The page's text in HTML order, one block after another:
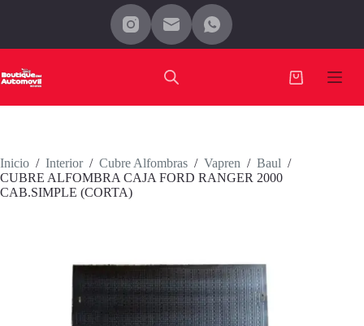
Carro
Inicio / Interior / Cubre Alfombras / Vapren / Baul /
CUBRE ALFOMBRA CAJA FORD RANGER 2000
CAB.SIMPLE (CORTA)